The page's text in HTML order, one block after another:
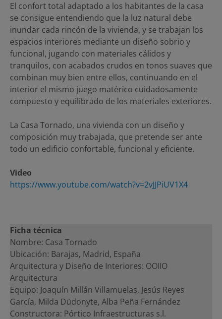
El confort total adaptado a los habitantes de la casa
se consigue entendiendo que la luz natural debe
inundar cada rincón de la vivienda, y se trabajan los
espacios interiores mediante un diseño sobrio y
funcional, jugando con materiales cálidos y
tranquilos, con acabados crudos en tonos suaves que
combinan muy bien entre ellos, continuando en el
interior el mismo juego matérico cuidadosamente
compuesto y equilibrado de los materiales exteriores.
La Casa Tornado, una vivienda con un diseño y
composición muy trabajada, que pretende ser ante
todo un edificio confortable, funcional y eficiente.
Video
https://www.youtube.com/watch?v=2vJJPiUV1X4
Ficha técnica
Nombre: Casa Tornado
Ubicación: Barajas, Madrid, España
Arquitectura y Diseño de Interiores: OOIIO
Arquitectura
Equipo: Joaquín Millán Villamuelas, Jesús Reyes
García, Milda Düdonyte, Alba Peña Fernández
Constructora: Pórtico Infraestructuras s.l.